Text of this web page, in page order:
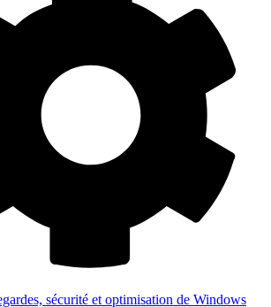
sécurité et optimisation de Windows